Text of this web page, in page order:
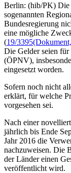
Berlin: (hib/PK) Die
sogenannten
Bundesregierung
eine mögliche
(19/3395
Die Gelder seien
(ÖPNV),
eingesetzt worden.
Sofern noch nicht
erklärt, für welche
vorgesehen sei.
Nach einer
jährlich bis Ende
Jahr 2016 die
nachzuweisen. Die
der Länder einen
veröffentlicht wird.